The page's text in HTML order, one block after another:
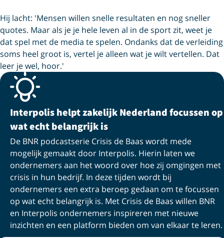
Hij lacht: 'Mensen willen snelle resultaten en nog sneller
quotes. Maar als je je hele leven al in de sport zit, weet je
dat spel met de media te spelen. Ondanks dat de verleiding
soms heel groot is, vertel je alleen wat je wilt vertellen. Dat
leer je wel, hoor.'
Interpolis helpt zakelijk Nederland focussen op
wat echt belangrijk is
De BNR podcastserie Crisis de Baas wordt mede
mogelijk gemaakt door Interpolis. Hierin laten we
ondernemers aan het woord over hoe zij omgingen met
crisis in hun bedrijf. In deze tijden wordt bij
ondernemers een extra beroep gedaan om te focussen
op wat echt belangrijk is. Met Crisis de Baas willen BNR
en Interpolis ondernemers inspireren met nieuwe
inzichten en een platform bieden om van elkaar te leren.